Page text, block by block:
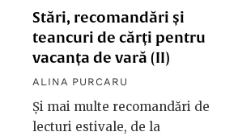
Stări, recomandări și
teancuri de cărți pentru
vacanța de vară (II)
ALINA PURCARU
Și mai multe recomandări de
lecturi estivale, de la